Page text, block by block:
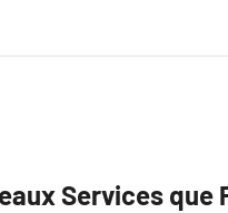
Services que